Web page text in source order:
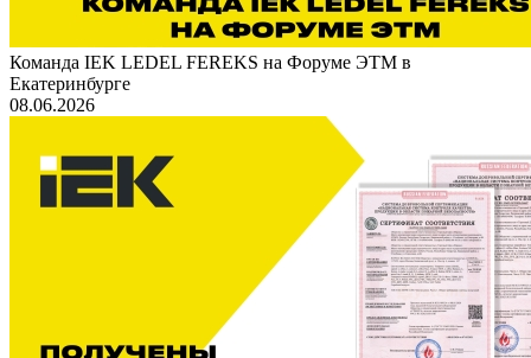
Команда IEK LEDEL FEREKS на Форуме ЭТМ в
Екатеринбурге
08.06.2026